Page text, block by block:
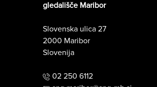
gledališče Maribor
Slovenska ulica 27
2000 Maribor
Slovenija
02 250 6112